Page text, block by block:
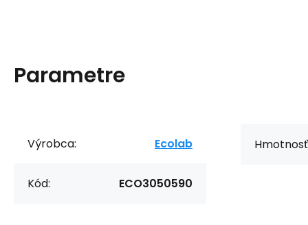
Parametre
Výrobca: Ecolab
Kód: ECO3050590